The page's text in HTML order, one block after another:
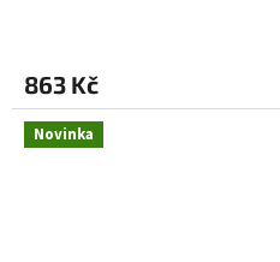
863 Kč
Novinka